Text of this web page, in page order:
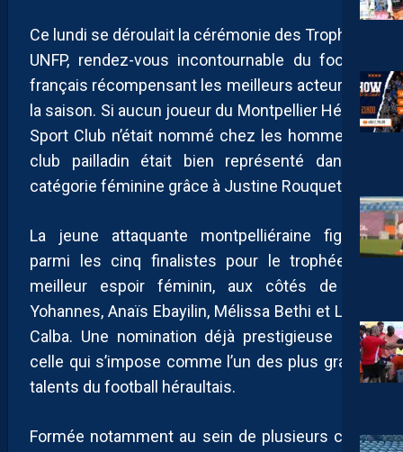
Ce lundi se déroulait la cérémonie des Trophées
UNFP, rendez-vous incontournable du football
français récompensant les meilleurs acteurs de
la saison. Si aucun joueur du Montpellier Hérault
Sport Club n’était nommé chez les hommes, le
club pailladin était bien représenté dans la
catégorie féminine grâce à Justine Rouquet.
La jeune attaquante montpelliéraine figurait
parmi les cinq finalistes pour le trophée de
meilleur espoir féminin, aux côtés de Lily
Yohannes, Anaïs Ebayilin, Mélissa Bethi et Lucie
Calba. Une nomination déjà prestigieuse pour
celle qui s’impose comme l’un des plus grands
talents du football héraultais.
Formée notamment au sein de plusieurs clubs